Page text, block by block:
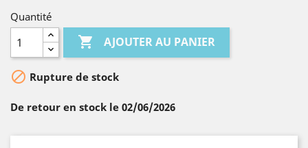
Quantité
 AJOUTER AU PANIER
 Rupture de stock
De retour en stock le 02/06/2026